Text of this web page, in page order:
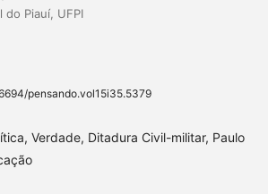
do Piauí, UFPI
pensando.vol15i35.5379
Verdade, Ditadura Civil-militar, Paulo